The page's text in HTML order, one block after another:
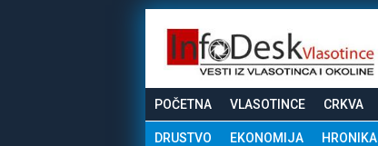
POČETNA VLASOTINCE CRKVA
DRUSTVO EKONOMIJA HRONIKA